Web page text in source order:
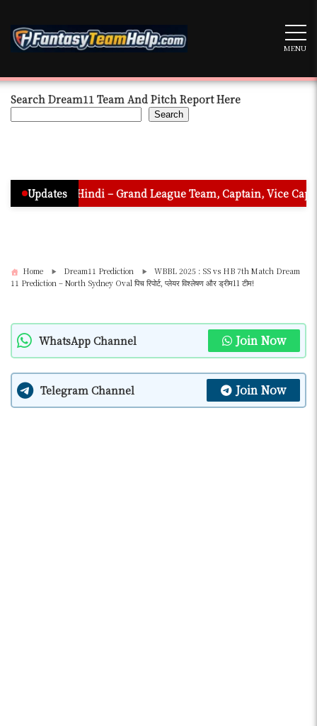
content
MENU
Search Dream11 Team And Pitch Report Here
Search
Updates
Hindi – Grand League Team, Captain, Vice Captain & Must
Home Dream11 Prediction
WBBL 2025 : SS vs HB 7th Match Dream
11 Prediction – North Sydney Oval पिच रिपोर्ट, प्लेयर विश्लेषण और ड्रीम11 टीम!
WhatsApp Channel Join Now
Telegram Channel Join Now